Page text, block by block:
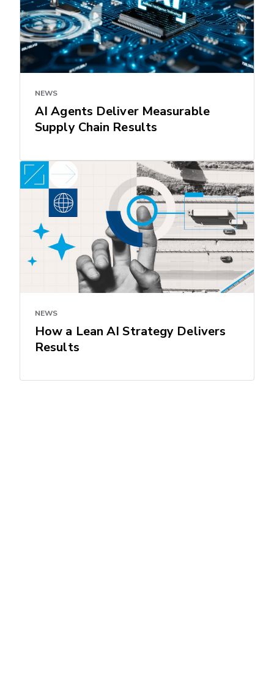
NEWS
AI Agents Deliver Measurable
Supply Chain Results
NEWS
How a Lean AI Strategy Delivers
Results